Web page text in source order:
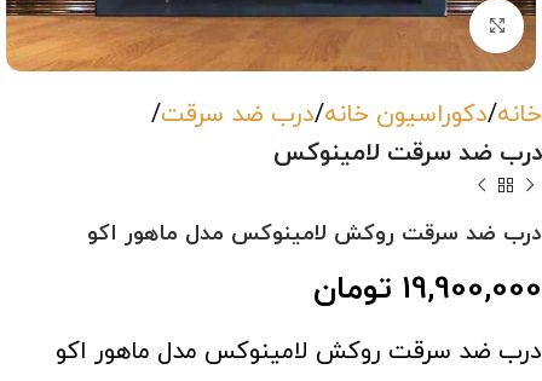
بزرگنمایی تصویر
خانه دکوراسیون خانه درب ضد سرقت
درب ضد سرقت لامینوکس
درب ضد سرقت روکش لامینوکس مدل ماهور اکو
19,900,000 تومان
درب ضد سرقت روکش لامینوکس مدل ماهور اکو